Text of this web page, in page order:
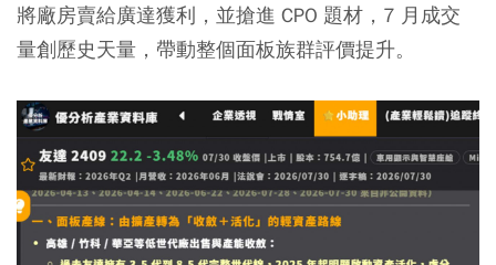
將廠房賣給廣達獲利，並搶進 CPO 題材，7 月成交
量創歷史天量，帶動整個面板族群評價提升。